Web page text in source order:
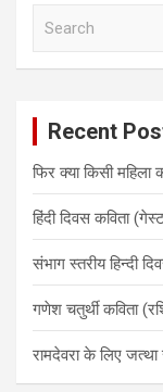
Recent
फिर क्या किसी महिला
हिंदी दिवस कविता
संभाग स्तरीय हिन्दी
गणेश चतुर्थी कविता
रामदेवरा के लिए जत्था